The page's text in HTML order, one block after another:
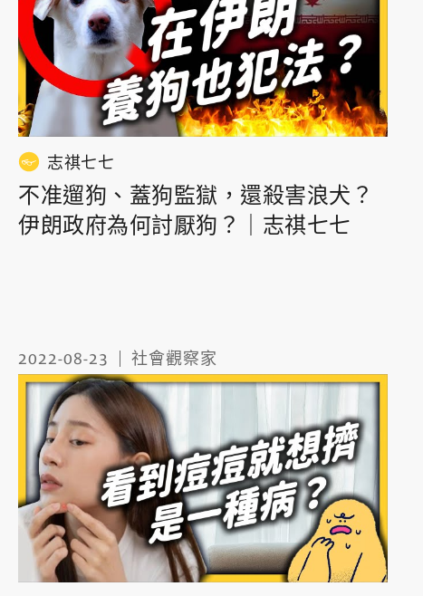
志祺七七
不准遛狗、蓋狗監獄，還殺害浪犬？
伊朗政府為何討厭狗？｜志祺七七
2022-08-23 社會觀察家